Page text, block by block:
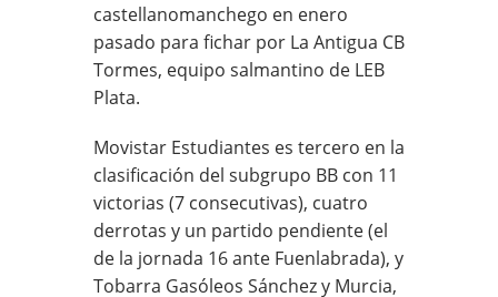
castellanomanchego en enero
pasado para fichar por La Antigua CB
Tormes, equipo salmantino de LEB
Plata.
Movistar Estudiantes es tercero en la
clasificación del subgrupo BB con 11
victorias (7 consecutivas), cuatro
derrotas y un partido pendiente (el
de la jornada 16 ante Fuenlabrada), y
Tobarra Gasóleos Sánchez y Murcia,